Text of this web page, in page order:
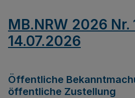
MB.NRW 2026 Nr.
14.07.2026
Öffentliche
öffentliche Zustellung